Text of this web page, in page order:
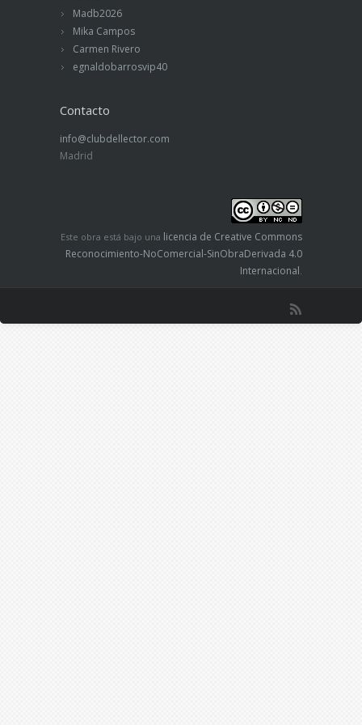
Madb2026
Mika Campos
Carmen Rivero
egnaldobarrosvip40
Contacto
info@clubdellector.com
Madrid
Este obra está bajo una licencia de Creative Commons
Reconocimiento-NoComercial-SinObraDerivada 4.0
Internacional